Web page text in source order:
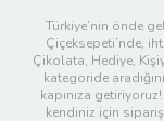
Türkiye’nin önde
Çiçeksepeti’nde,
Çikolata, Hediye,
kategoride
kapınıza
kendiniz için